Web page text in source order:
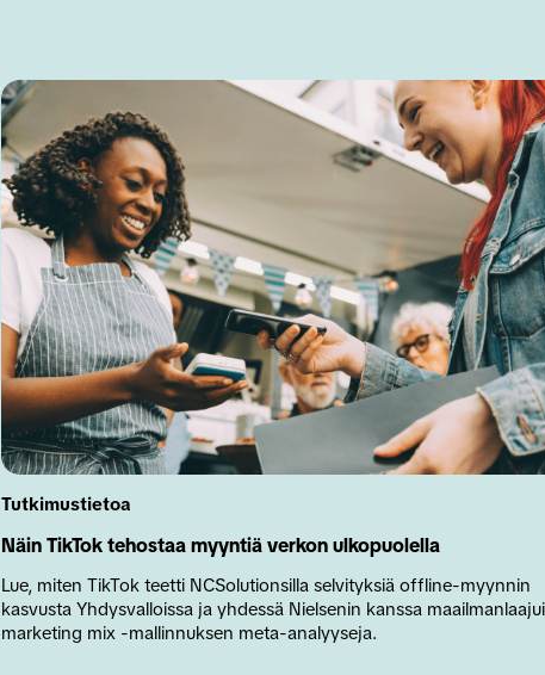
Tutkimustietoa
Näin TikTok tehostaa myyntiä verkon ulkopuolella
Lue, miten TikTok teetti NCSolutionsilla selvityksiä offline-myynnin
kasvusta Yhdysvalloissa ja yhdessä Nielsenin kanssa
marketing mix -mallinnuksen meta-analyyseja.